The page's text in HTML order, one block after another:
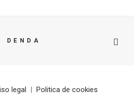
D E N D A
legal | Politica de cookies